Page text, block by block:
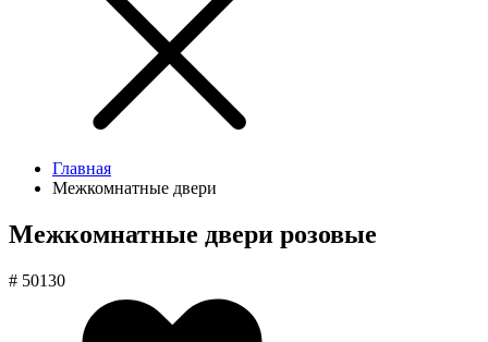
Главная
Межкомнатные двери
Межкомнатные двери розовые
# 50130